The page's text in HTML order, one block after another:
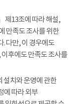
제13조에 따라 해설,
만족도 조사를 위한
. 다만, 이 경우에도
후에도 만족도 조사를
설치와 운영에 관한
에 따라 외부